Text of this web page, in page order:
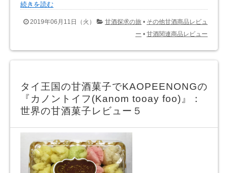
続きを読む
2019年06月11日（火） 甘酒探求の旅 • その他甘酒商品レビュ
ー • 甘酒関連商品レビュー
タイ王国の甘酒菓子でKAOPEENONGの
『カノントイフ(Kanom tooay foo)』：
世界の甘酒菓子レビュー５